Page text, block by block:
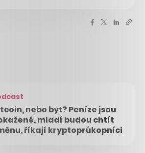
nebo byt? Peníze jsou
mladí budou chtít
říkají kryptoprůkopníci